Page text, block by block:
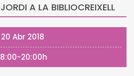
A LA BIBLIOCREIXELL
20 Abr 2018
20:00h